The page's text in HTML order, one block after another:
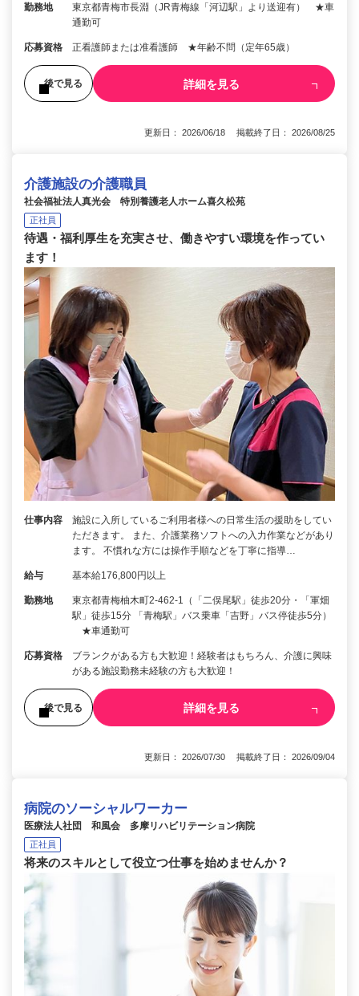
勤務地
東京都青梅市長淵（JR青梅線「河辺駅」より送迎有） ★車
通勤可
応募資格 正看護師または准看護師 ★年齢不問（定年65歳）
後で見る 詳細を見る
更新日： 2026/06/18 掲載終了日： 2026/08/25
介護施設の介護職員
社会福祉法人真光会 特別養護老人ホーム喜久松苑
正社員
待遇・福利厚生を充実させ、働きやすい環境を作ってい
ます！
仕事内容
施設に入所しているご利用者様への日常生活の援助をしてい
ただきます。 また、介護業務ソフトへの入力作業などがあり
ます。 不慣れな方には操作手順などを丁寧に指導…
給与 基本給176,800円以上
勤務地
東京都青梅柚木町2-462-1（「二俣尾駅」徒歩20分・「軍畑
駅」徒歩15分 「青梅駅」バス乗車「吉野」バス停徒歩5分）
★車通勤可
応募資格
ブランクがある方も大歓迎！経験者はもちろん、介護に興味
がある施設勤務未経験の方も大歓迎！
後で見る 詳細を見る
更新日： 2026/07/30 掲載終了日： 2026/09/04
病院のソーシャルワーカー
医療法人社団 和風会 多摩リハビリテーション病院
正社員
将来のスキルとして役立つ仕事を始めませんか？